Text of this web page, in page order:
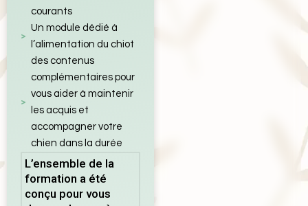
courants
Un module dédié à
l’alimentation du chiot
des contenus
complémentaires pour
vous aider à maintenir
les acquis et
accompagner votre
chien dans la durée
L’ensemble de la
formation a été
conçu pour vous